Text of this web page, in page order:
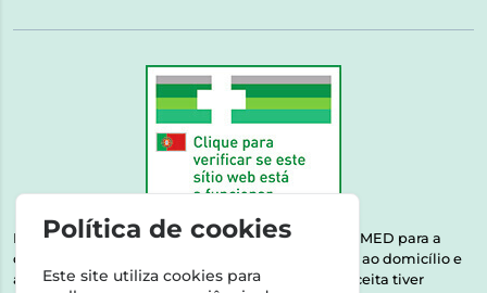
Esta farmácia encontra-se autorizada pelo INFARMED para a
dispensa de medicamentos e produtos de saúde ao domicílio e
através da internet. Medicamentos | Se na sua receita tiver
Política de cookies
Este site utiliza cookies para